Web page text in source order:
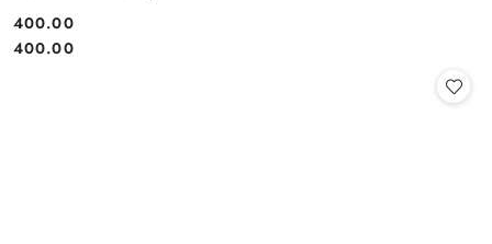
Cena:
400.00
Cena:
400.00